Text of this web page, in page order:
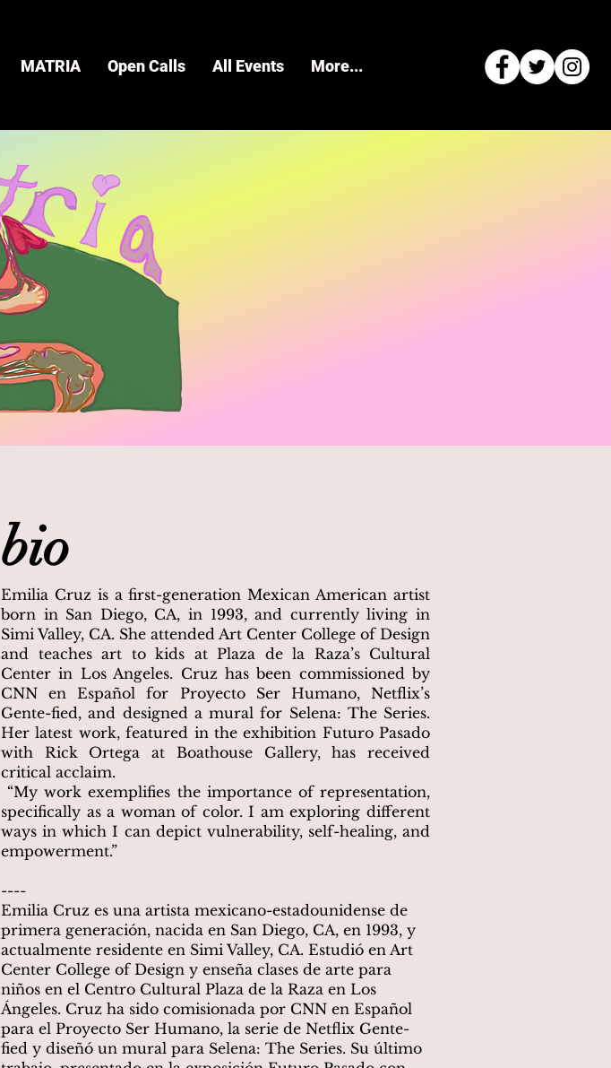
MATRIA Open Calls All Events More...
bio
Emilia Cruz is a first-generation Mexican American artist
born in San Diego, CA, in 1993, and currently living in
Simi Valley, CA. She attended Art Center College of Design
and teaches art to kids at Plaza de la Raza’s Cultural
Center in Los Angeles. Cruz has been commissioned by
CNN en Español for Proyecto Ser Humano, Netflix’s
Gente-fied, and designed a mural for Selena: The Series.
Her latest work, featured in the exhibition Futuro Pasado
with Rick Ortega at Boathouse Gallery, has received
critical acclaim.
“My work exemplifies the importance of representation,
specifically as a woman of color. I am exploring different
ways in which I can depict vulnerability, self-healing, and
empowerment.”
----
Emilia Cruz es una artista mexicano-estadounidense de
primera generación, nacida en San Diego, CA, en 1993, y
actualmente residente en Simi Valley, CA. Estudió en Art
Center College of Design y enseña clases de arte para
niños en el Centro Cultural Plaza de la Raza en Los
Ángeles. Cruz ha sido comisionada por CNN en Español
para el Proyecto Ser Humano, la serie de Netflix Gente-
fied y diseñó un mural para Selena: The Series. Su último